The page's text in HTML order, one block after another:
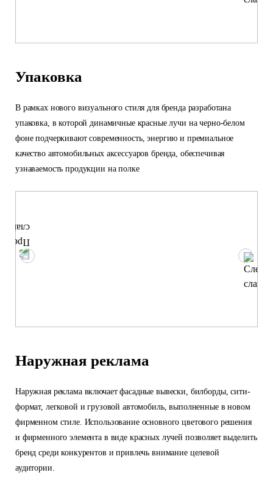
Упаковка
В рамках нового визуального стиля для бренда разработана
упаковка, в которой динамичные красные лучи на черно-белом
фоне подчеркивают современность, энергию и премиальное
качество автомобильных аксессуаров бренда, обеспечивая
узнаваемость продукции на полке
Наружная реклама
Наружная реклама включает фасадные вывески, билборды, сити-
формат, легковой и грузовой автомобиль, выполненные в новом
фирменном стиле. Использование основного цветового решения
и фирменного элемента в виде красных лучей позволяет выделить
бренд среди конкурентов и привлечь внимание целевой
аудитории.